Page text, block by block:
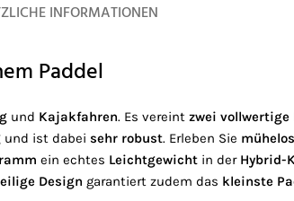
INFORMATIONEN
Paddel
und Kajakfahren. Es vereint zwei vollwertige
und ist dabei sehr robust. Erleben Sie
ein echtes Leichtgewicht in der Hybrid-
Design garantiert zudem das kleinste